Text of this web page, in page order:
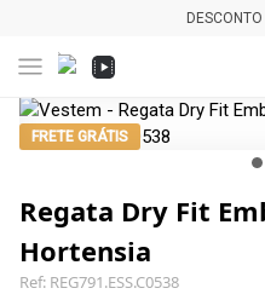
FRETE GRÁTIS
Regata Dry Fit
Hortensia
Ref: REG791.ESS.C0538